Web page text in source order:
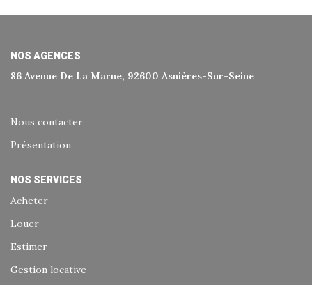
Nos Actualités
NOS AGENCES
86 Avenue De La Marne, 92600 Asnières-Sur-Seine
Nous contacter
Présentation
NOS SERVICES
Acheter
Louer
Estimer
Gestion locative